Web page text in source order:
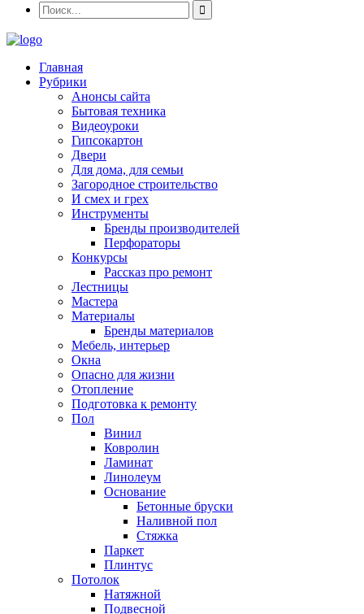
Главная
Рубрики
Анонсы сайта
Бытовая техника
Видеоуроки
Гипсокартон
Двери
Для дома, для семьи
Загородное строительство
И смех и грех
Инструменты
Бренды производителей
Перфораторы
Конкурсы
Рассказ про ремонт
Лестницы
Мастера
Материалы
Бренды материалов
Мебель, интерьер
Окна
Опасно для жизни
Отопление
Подготовка к ремонту
Пол
Винил
Ковролин
Ламинат
Линолеум
Основание
Бетонные бруски
Наливной пол
Стяжка
Паркет
Плинтус
Потолок
Натяжной
Подвесной